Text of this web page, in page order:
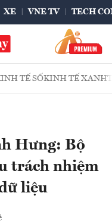
XE VNE TV TECH
TẾ SỐKINH TẾ XANH
Hưng: Bộ
trách nhiệm
liệu